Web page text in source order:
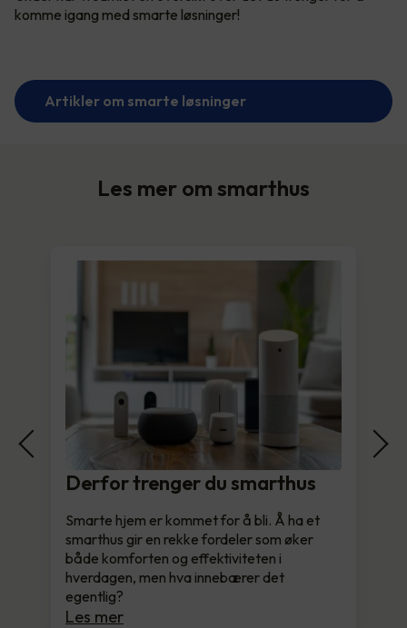
komme igang med smarte løsninger!
Artikler om smarte løsninger
Les mer om smarthus
Derfor trenger du smarthus
Smarte hjem er kommet for å bli. Å ha et
smarthus gir en rekke fordeler som øker
både komforten og effektiviteten i
hverdagen, men hva innebærer det
egentlig?
Les mer